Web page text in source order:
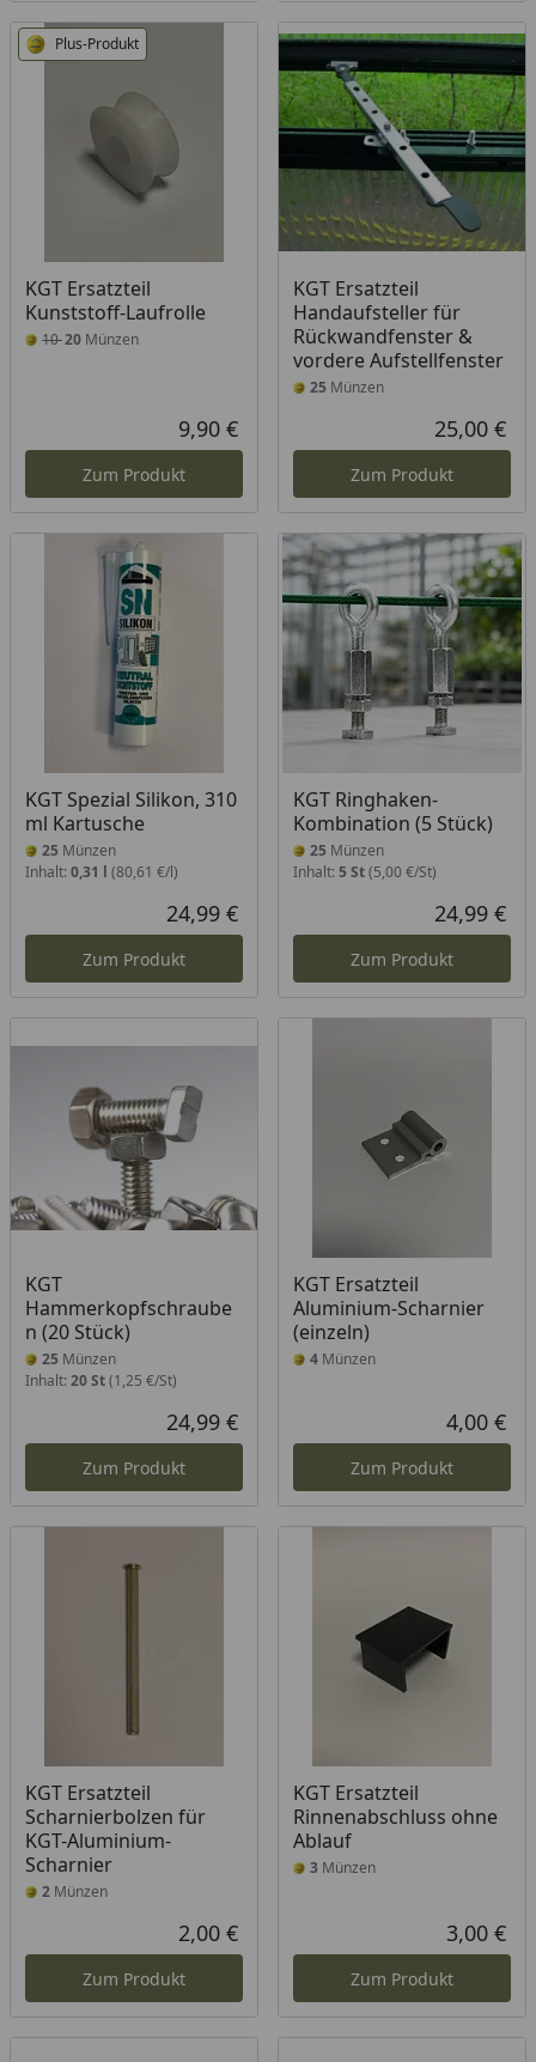
Plus-Produkt
KGT Ersatzteil
Kunststoff-Laufrolle
1020 Münzen
Aktueller Preis
9,90 €
Zum Produkt
KGT Ersatzteil
Handaufsteller für
Rückwandfenster &
vordere Aufstellfenster
25 Münzen
25,00 €
Zum Produkt
KGT Spezial Silikon, 310
ml Kartusche
25 Münzen
Inhalt: 0,31 l (80,61 €/l)
Aktueller Preis
24,99 €
Zum Produkt
KGT Ringhaken-
Kombination (5 Stück)
25 Münzen
Inhalt: 5 St(5,00 €/St)
24,99 €
Zum Produkt
KGT
Hammerkopfschraube
n (20 Stück)
25 Münzen
Inhalt: 20 St(1,25 €/St)
Aktueller Preis
24,99 €
Zum Produkt
KGT Ersatzteil
Aluminium-Scharnier
(einzeln)
4Münzen
4,00 €
Zum Produkt
KGT Ersatzteil
Scharnierbolzen für
KGT-Aluminium-
Scharnier
2 Münzen
Aktueller Preis
2,00 €
Zum Produkt
KGT Ersatzteil
Rinnenabschluss ohne
Ablauf
3Münzen
3,00 €
Zum Produkt